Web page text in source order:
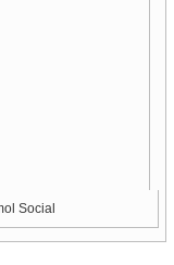
Social